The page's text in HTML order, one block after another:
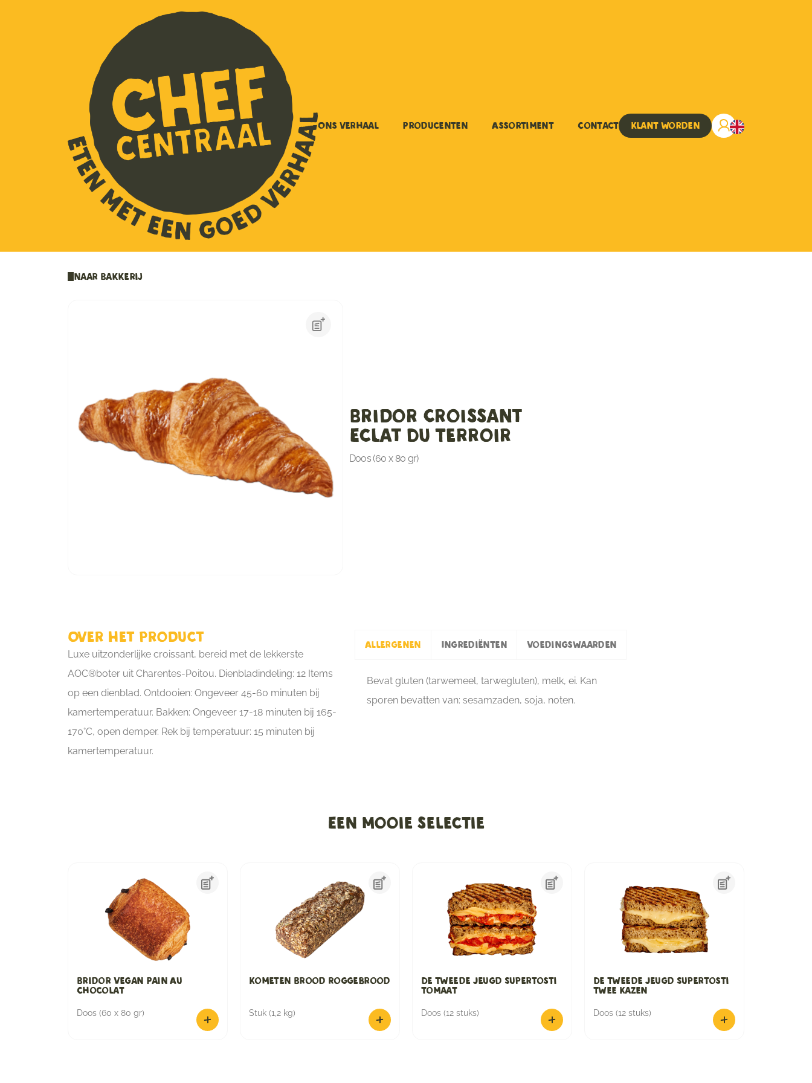
Ons verhaal Producenten Assortiment Contact Klant worden
Naar Bakkerij
Bridor Croissant
Eclat Du Terroir
Doos (60 x 80 gr)
Over het product
Luxe uitzonderlijke croissant, bereid met de lekkerste
AOC®boter uit Charentes-Poitou. Dienbladindeling: 12 Items
op een dienblad. Ontdooien: Ongeveer 45-60 minuten bij
kamertemperatuur. Bakken: Ongeveer 17-18 minuten bij 165-
170°C, open demper. Rek bij temperatuur: 15 minuten bij
kamertemperatuur.
Allergenen Ingrediënten Voedingswaarden
Bevat gluten (tarwemeel, tarwegluten), melk, ei. Kan
sporen bevatten van: sesamzaden, soja, noten.
Een mooie selectie
Bridor Vegan Pain Au
Chocolat
Doos (60 x 80 gr)
Kometen Brood Roggebrood
Stuk (1,2 kg)
De Tweede Jeugd Supertosti
Tomaat
Doos (12 stuks)
De Tweede Jeugd Supertosti
Twee Kazen
Doos (12 stuks)